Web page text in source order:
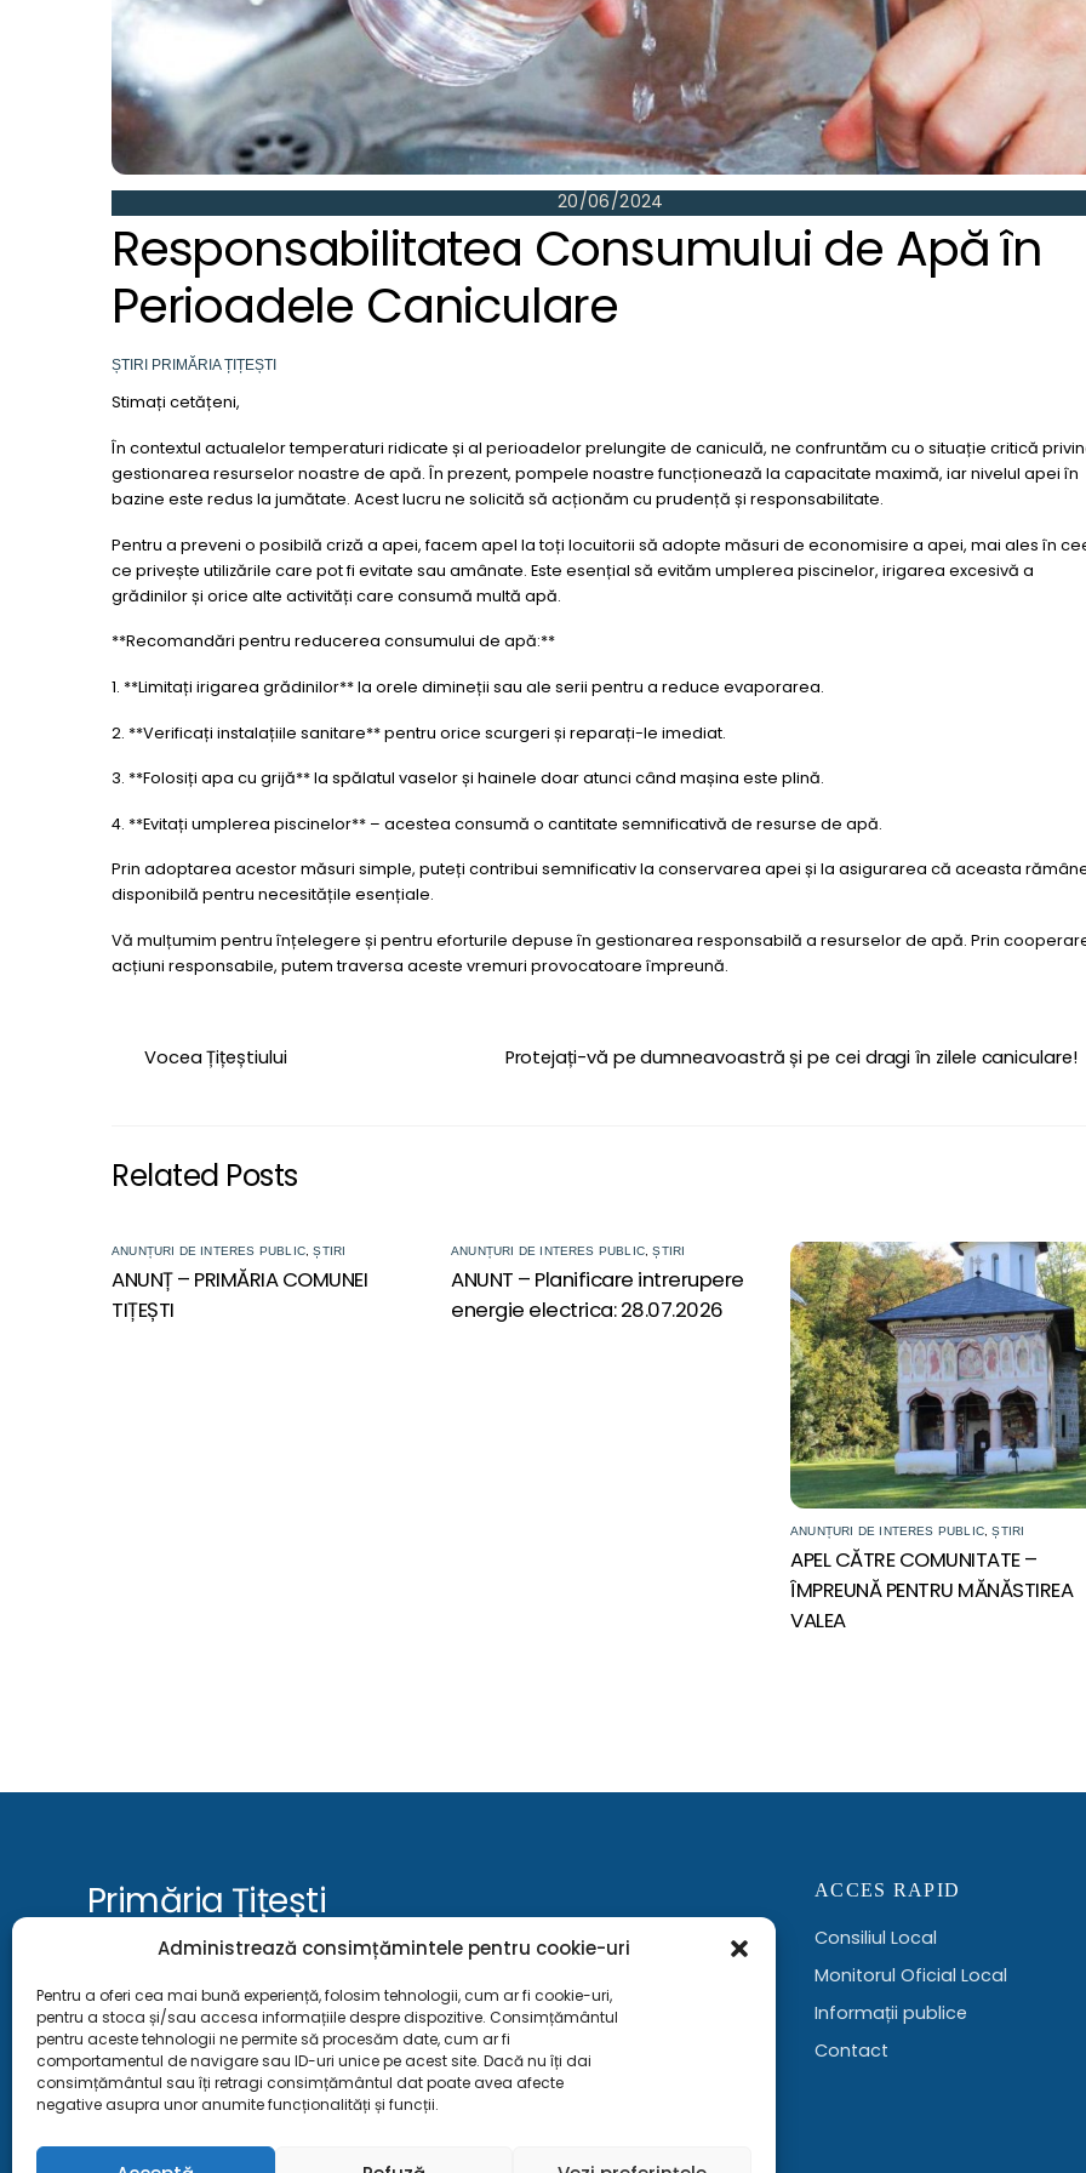
Administrează consimțămintele pentru cookie-uri
Pentru a oferi cea mai bună experiență, folosim tehnologii, cum ar fi cookie-uri,
pentru a stoca și/sau accesa informațiile despre dispozitive. Consimțământul
pentru aceste tehnologii ne permite să procesăm date, cum ar fi
comportamentul de navigare sau ID-uri unice pe acest site. Dacă nu îți dai
consimțământul sau îți retragi consimțământul dat poate avea afecte
negative asupra unor anumite funcționalități și funcții.
20/06/2024
Responsabilitatea Consumului de Apă în
Perioadele Caniculare
ȘTIRI PRIMĂRIA ȚIȚEȘTI
Stimați cetățeni,
În contextul actualelor temperaturi ridicate și al perioadelor prelungite de caniculă, ne confruntăm cu o situație critică
gestionarea resurselor noastre de apă. În prezent, pompele noastre funcționează la capacitate maximă, iar nivelul apei în
bazine este redus la jumătate. Acest lucru ne solicită să acționăm cu prudență și responsabilitate.
Pentru a preveni o posibilă criză a apei, facem apel la toți locuitorii să adopte măsuri de economisire a apei, mai ales în
ce privește utilizările care pot fi evitate sau amânate. Este esențial să evităm umplerea piscinelor, irigarea excesivă a
grădinilor și orice alte activități care consumă multă apă.
**Recomandări pentru reducerea consumului de apă:**
1. **Limitați irigarea grădinilor** la orele dimineții sau ale serii pentru a reduce evaporarea.
2. **Verificați instalațiile sanitare** pentru orice scurgeri și reparați-le imediat.
3. **Folosiți apa cu grijă** la spălatul vaselor și hainele doar atunci când mașina este plină.
4. **Evitați umplerea piscinelor** – acestea consumă o cantitate semnificativă de resurse de apă.
Prin adoptarea acestor măsuri simple, puteți contribui semnificativ la conservarea apei și la asigurarea că aceasta
disponibilă pentru necesitățile esențiale.
Vă mulțumim pentru înțelegere și pentru eforturile depuse în gestionarea responsabilă a resurselor de apă. Prin
acțiuni responsabile, putem traversa aceste vremuri provocatoare împreună.
Vocea Țițeștiului Protejați-vă pe dumneavoastră și pe cei dragi în zilele caniculare!
Related Posts
ANUNȚURI DE INTERES PUBLIC ,ȘTIRI
ANUNȚ – PRIMĂRIA COMUNEI
TIȚEȘTI
ANUNȚURI DE INTERES PUBLIC ,ȘTIRI
ANUNT – Planificare intrerupere
energie electrica: 28.07.2026
ANUNȚURI DE INTERES PUBLIC ,ȘTIRI
APEL CĂTRE COMUNITATE –
ÎMPREUNĂ PENTRU MĂNĂSTIREA
VALEA
Primăria Țițești
Instituția publică ce deservește comunitatea locală, oferind servicii administrative,
transparență și suport cetățenilor.
📍 Țițești, Argeș
📞 0248 299 012
✉️ primarie@titesti.cjarges.ro
ACCES RAPID
Consiliul Local
Monitorul Oficial Local
Informații publice
Contact